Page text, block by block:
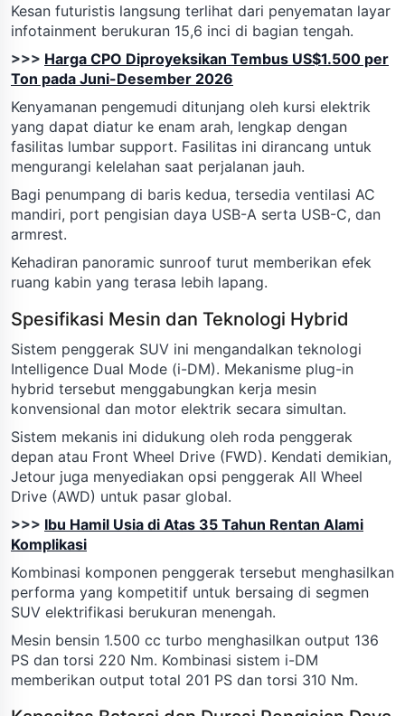
Kesan futuristis langsung terlihat dari penyematan layar
infotainment berukuran 15,6 inci di bagian tengah.
>>> Harga CPO Diproyeksikan Tembus US$1.500 per
Ton pada Juni-Desember 2026
Kenyamanan pengemudi ditunjang oleh kursi elektrik
yang dapat diatur ke enam arah, lengkap dengan
fasilitas lumbar support. Fasilitas ini dirancang untuk
mengurangi kelelahan saat perjalanan jauh.
Bagi penumpang di baris kedua, tersedia ventilasi AC
mandiri, port pengisian daya USB-A serta USB-C, dan
armrest.
Kehadiran panoramic sunroof turut memberikan efek
ruang kabin yang terasa lebih lapang.
Spesifikasi Mesin dan Teknologi Hybrid
Sistem penggerak SUV ini mengandalkan teknologi
Intelligence Dual Mode (i-DM). Mekanisme plug-in
hybrid tersebut menggabungkan kerja mesin
konvensional dan motor elektrik secara simultan.
Sistem mekanis ini didukung oleh roda penggerak
depan atau Front Wheel Drive (FWD). Kendati demikian,
Jetour juga menyediakan opsi penggerak All Wheel
Drive (AWD) untuk pasar global.
>>> Ibu Hamil Usia di Atas 35 Tahun Rentan Alami
Komplikasi
Kombinasi komponen penggerak tersebut menghasilkan
performa yang kompetitif untuk bersaing di segmen
SUV elektrifikasi berukuran menengah.
Mesin bensin 1.500 cc turbo menghasilkan output 136
PS dan torsi 220 Nm. Kombinasi sistem i-DM
memberikan output total 201 PS dan torsi 310 Nm.